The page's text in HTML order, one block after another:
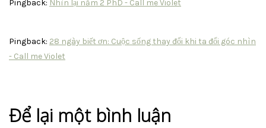
Pingback: Nhìn lại năm 2 PhD - Call me Violet
Pingback: 28 ngày biết ơn: Cuộc sống thay đổi khi ta đổi góc nhìn
- Call me Violet
Để lại một bình luận